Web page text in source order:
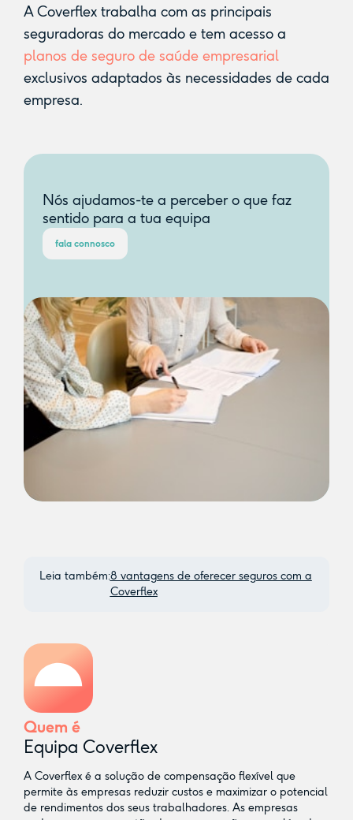
A Coverflex trabalha com as principais
seguradoras do mercado e tem acesso a
planos de seguro de saúde empresarial
exclusivos adaptados às necessidades de cada
empresa.
Nós ajudamos-te a perceber o que faz
sentido para a tua equipa
fala connosco
Leia também:8 vantagens de oferecer seguros com a
Coverflex
Quem é
Equipa Coverflex
A Coverflex é a solução de compensação flexível que
permite às empresas reduzir custos e maximizar o potencial
de rendimentos dos seus trabalhadores. As empresas